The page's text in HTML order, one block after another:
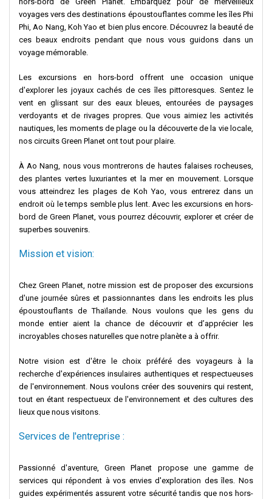
voyages vers des destinations époustouflantes comme les îles Phi
Phi, Ao Nang, Koh Yao et bien plus encore. Découvrez la beauté de
ces beaux endroits pendant que nous vous guidons dans un
voyage mémorable.
Les excursions en hors-bord offrent une occasion unique
d'explorer les joyaux cachés de ces îles pittoresques. Sentez le
vent en glissant sur des eaux bleues, entourées de paysages
verdoyants et de rivages propres. Que vous aimiez les activités
nautiques, les moments de plage ou la découverte de la vie locale,
nos circuits Green Planet ont tout pour plaire.
À Ao Nang, nous vous montrerons de hautes falaises rocheuses,
des plantes vertes luxuriantes et la mer en mouvement. Lorsque
vous atteindrez les plages de Koh Yao, vous entrerez dans un
endroit où le temps semble plus lent. Avec les excursions en hors-
bord de Green Planet, vous pourrez découvrir, explorer et créer de
superbes souvenirs.
Mission et vision:
Chez Green Planet, notre mission est de proposer des excursions
d'une journée sûres et passionnantes dans les endroits les plus
époustouflants de Thaïlande. Nous voulons que les gens du
monde entier aient la chance de découvrir et d’apprécier les
incroyables choses naturelles que notre planète a à offrir.
Notre vision est d'être le choix préféré des voyageurs à la
recherche d'expériences insulaires authentiques et respectueuses
de l'environnement. Nous voulons créer des souvenirs qui restent,
tout en étant respectueux de l'environnement et des cultures des
lieux que nous visitons.
Services de l'entreprise :
Passionné d'aventure, Green Planet propose une gamme de
services qui répondent à vos envies d'exploration des îles. Nos
guides expérimentés assurent votre sécurité tandis que nos hors-